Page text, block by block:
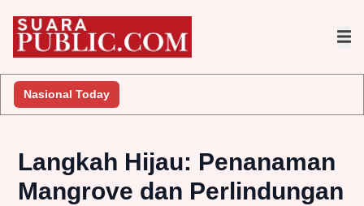
Nasional Today
Langkah Hijau: Penanaman
Mangrove dan Perlindungan